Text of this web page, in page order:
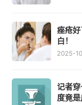
痤疮
白！
2025-
记者
度竟是